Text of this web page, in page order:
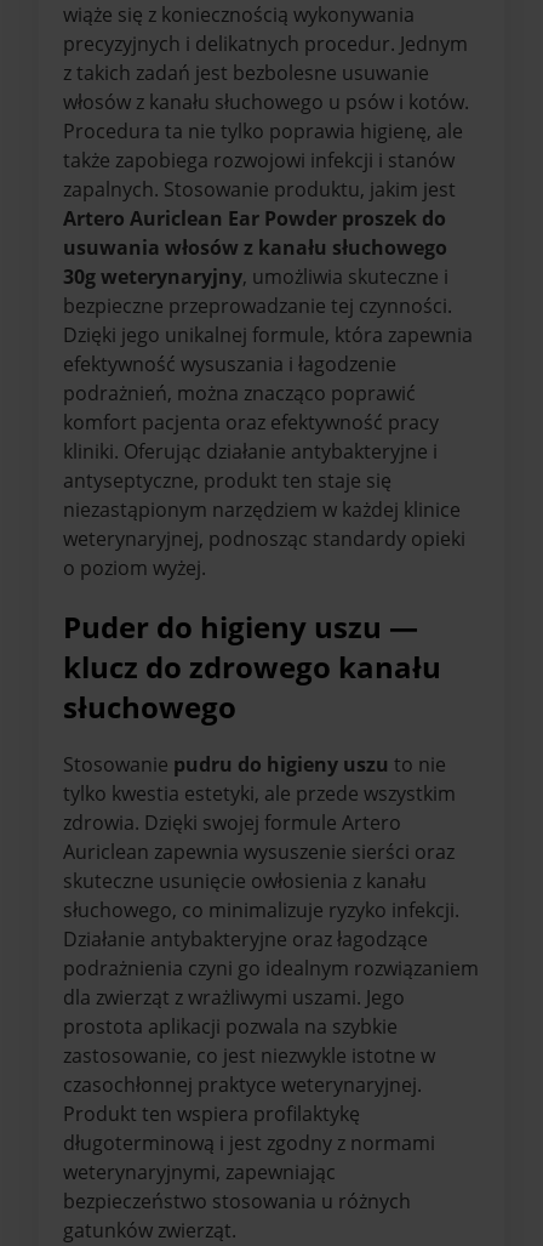
wiąże się z koniecznością wykonywania
precyzyjnych i delikatnych procedur. Jednym
z takich zadań jest bezbolesne usuwanie
włosów z kanału słuchowego u psów i kotów.
Procedura ta nie tylko poprawia higienę, ale
także zapobiega rozwojowi infekcji i stanów
zapalnych. Stosowanie produktu, jakim jest
Artero Auriclean Ear Powder proszek do
usuwania włosów z kanału słuchowego
30g weterynaryjny, umożliwia skuteczne i
bezpieczne przeprowadzanie tej czynności.
Dzięki jego unikalnej formule, która zapewnia
efektywność wysuszania i łagodzenie
podrażnień, można znacząco poprawić
komfort pacjenta oraz efektywność pracy
kliniki. Oferując działanie antybakteryjne i
antyseptyczne, produkt ten staje się
niezastąpionym narzędziem w każdej klinice
weterynaryjnej, podnosząc standardy opieki
o poziom wyżej.
Puder do higieny uszu —
klucz do zdrowego kanału
słuchowego
Stosowanie pudru do higieny uszu to nie
tylko kwestia estetyki, ale przede wszystkim
zdrowia. Dzięki swojej formule Artero
Auriclean zapewnia wysuszenie sierści oraz
skuteczne usunięcie owłosienia z kanału
słuchowego, co minimalizuje ryzyko infekcji.
Działanie antybakteryjne oraz łagodzące
podrażnienia czyni go idealnym rozwiązaniem
dla zwierząt z wrażliwymi uszami. Jego
prostota aplikacji pozwala na szybkie
zastosowanie, co jest niezwykle istotne w
czasochłonnej praktyce weterynaryjnej.
Produkt ten wspiera profilaktykę
długoterminową i jest zgodny z normami
weterynaryjnymi, zapewniając
bezpieczeństwo stosowania u różnych
gatunków zwierząt.